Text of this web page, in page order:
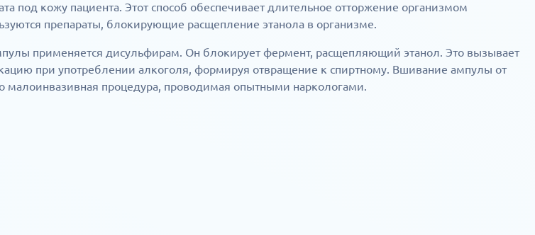
под кожу пациента. Этот способ обеспечивает длительное отторжение организмом
препараты, блокирующие расщепление этанола в организме.
применяется дисульфирам. Он блокирует фермент, расщепляющий этанол. Это вызывает
при употреблении алкоголя, формируя отвращение к спиртному. Вшивание ампулы от
малоинвазивная процедура, проводимая опытными наркологами.